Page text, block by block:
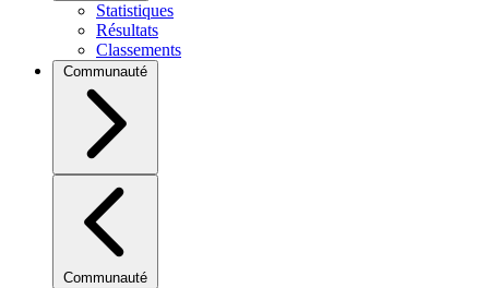
Statistiques
Résultats
Classements
Communauté
Communauté